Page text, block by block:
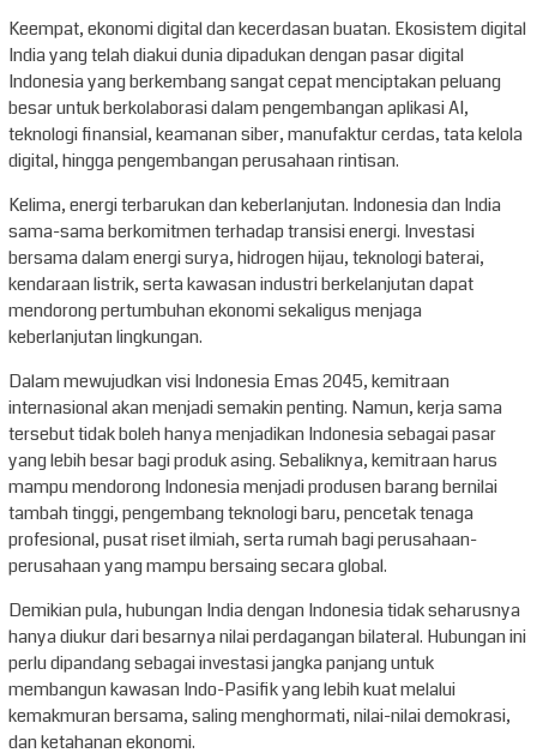
Keempat, ekonomi digital dan kecerdasan buatan. Ekosistem digital
India yang telah diakui dunia dipadukan dengan pasar digital
Indonesia yang berkembang sangat cepat menciptakan peluang
besar untuk berkolaborasi dalam pengembangan aplikasi AI,
teknologi finansial, keamanan siber, manufaktur cerdas, tata kelola
digital, hingga pengembangan perusahaan rintisan.
Kelima, energi terbarukan dan keberlanjutan. Indonesia dan India
sama-sama berkomitmen terhadap transisi energi. Investasi
bersama dalam energi surya, hidrogen hijau, teknologi baterai,
kendaraan listrik, serta kawasan industri berkelanjutan dapat
mendorong pertumbuhan ekonomi sekaligus menjaga
keberlanjutan lingkungan.
Dalam mewujudkan visi Indonesia Emas 2045, kemitraan
internasional akan menjadi semakin penting. Namun, kerja sama
tersebut tidak boleh hanya menjadikan Indonesia sebagai pasar
yang lebih besar bagi produk asing. Sebaliknya, kemitraan harus
mampu mendorong Indonesia menjadi produsen barang bernilai
tambah tinggi, pengembang teknologi baru, pencetak tenaga
profesional, pusat riset ilmiah, serta rumah bagi perusahaan-
perusahaan yang mampu bersaing secara global.
Demikian pula, hubungan India dengan Indonesia tidak seharusnya
hanya diukur dari besarnya nilai perdagangan bilateral. Hubungan ini
perlu dipandang sebagai investasi jangka panjang untuk
membangun kawasan Indo-Pasifik yang lebih kuat melalui
kemakmuran bersama, saling menghormati, nilai-nilai demokrasi,
dan ketahanan ekonomi.